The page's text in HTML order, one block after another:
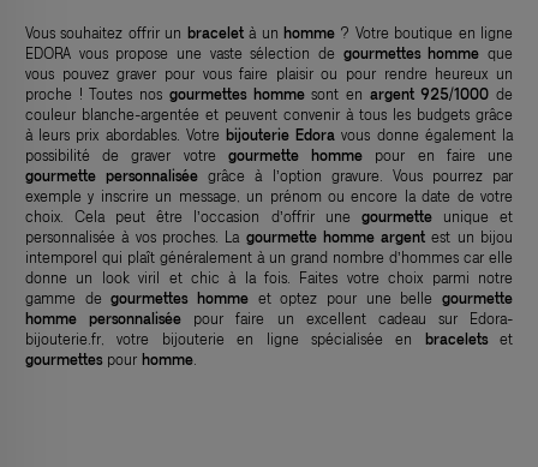
Vous souhaitez offrir un braceletà un homme? Votre boutique en ligne
EDORA vous propose une vaste sélection de gourmettes homme que
vous pouvez graver pour vous faire plaisir ou pour rendre heureux un
proche ! Toutes nos gourmettes hommesont en argent 925/1000 de
couleur blanche-argentée et peuvent convenir à tous les budgets grâce
à leurs prix abordables. Votre bijouterie Edora vous donne également la
possibilité de graver votre gourmette homme pour en faire une
gourmette personnalisée grâce à l’option gravure. Vous pourrez par
exemple y inscrire un message, un prénom ou encore la date de votre
choix. Cela peut être l’occasion d’offrir une gourmetteunique et
personnalisée à vos proches. La gourmette homme argent est un bijou
intemporel qui plaît généralement à un grand nombre d’hommes car elle
donne un look viril et chic à la fois. Faites votre choix parmi notre
gamme degourmettes homme et optez pour une bellegourmette
homme personnalisée pour faire un excellent cadeau sur Edora-
bijouterie.fr, votre bijouterie en ligne spécialisée en
braceletset
gourmettespour homme.